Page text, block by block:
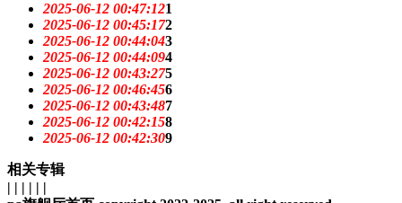
2025-06-12 00:47:121
2025-06-12 00:45:172
2025-06-12 00:44:043
2025-06-12 00:44:094
2025-06-12 00:43:275
2025-06-12 00:46:456
2025-06-12 00:43:487
2025-06-12 00:42:158
2025-06-12 00:42:309
相关专辑